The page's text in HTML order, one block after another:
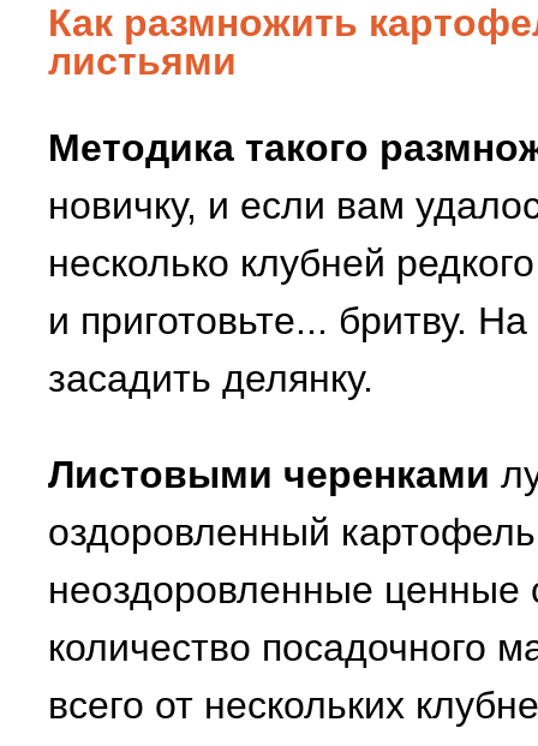
Как размножить
листьями
Методика такого
новичку, и если вам
несколько клубней
и приготовьте... бритву.
засадить делянку.
Листовыми черенками
оздоровленный
неоздоровленные ценные
количество посадочного
всего от нескольких